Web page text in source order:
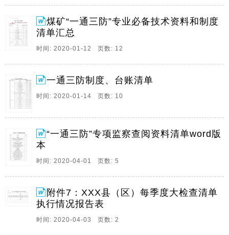
账记录名称、更新周期、保存时间管理要求 编号 类别
名称 更新周期 保存时间 1 图纸 矿井通风系统图 季度
绘。
5、煤矿“一通三防”资料清单 一、煤矿“一通三防”图纸报
绘制 月度更新 永久保存 2 矿井避灾路线图 每月 永。
6、“一通三防”专项监察查阅资料清单序号资料名称检查
情况一矿井通风1矿井通风系统图（分层图、立体示意
图、通风网络图）2矿井通风能力年度核定报告和年度生
产计划3矿井通风报表4矿井设计和采掘作业规程（查一
通三防部分）5串联通风、巷道贯通安全技术措施6反风
演习、通风阻力测定和通风机性能测定报告。
检查路线 矿井现状 公告牌板井下作业点填写状态 检查
地点现场实际状态 序号 检查内容 掘进工作面 1 采煤工
作面 1 检查路线上碰到 的其他地点瓦斯 浓度 2 2 1 瓦斯
检查情况 T1传感器安 装位置 距 顶板不大于 30cm 距巷
煤矿“一通三防”专业必备技术资料和制度
清单汇总
时间: 2020-01-12 页数: 12
一通三防制度、台账清单
时间: 2020-01-14 页数: 10
“一通三防”专项监察查阅资料清单word版
本
时间: 2020-04-01 页数: 5
附件7：XXX县（区）每季度大检查清单
执行情况报告表
时间: 2020-04-03 页数: 2